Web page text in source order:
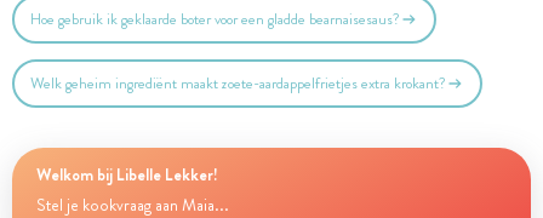
Hoe gebruik ik geklaarde boter voor een gladde bearnaisesaus?
Welk geheim ingrediënt maakt zoete-aardappelfrietjes extra krokant?
Welkom bij Libelle Lekker!
Stel je kookvraag aan Maia...